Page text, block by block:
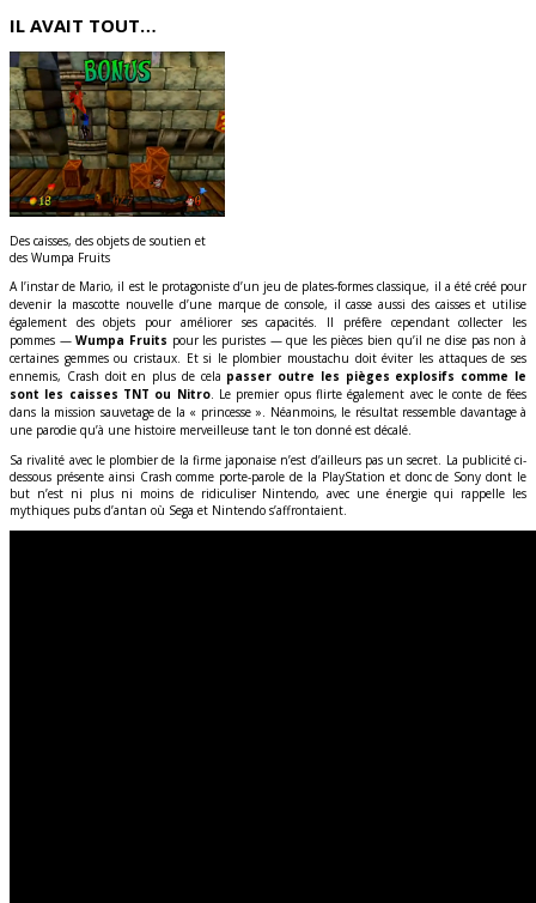
IL AVAIT TOUT…
Des caisses, des objets de soutien et
des Wumpa Fruits
A l’instar de Mario, il est le protagoniste d’un jeu de plates-formes classique, il a été créé pour
devenir la mascotte nouvelle d’une marque de console, il casse aussi des caisses et utilise
également des objets pour améliorer ses capacités. Il préfère cependant collecter les
pommes —Wumpa Fruits pour les puristes — que les pièces bien qu’il ne dise pas non à
certaines gemmes ou cristaux. Et si le plombier moustachu doit éviter les attaques de ses
ennemis, Crash doit en plus de cela passer outre les pièges explosifs comme le
sont les caisses TNT ou Nitro. Le premier opus flirte également avec le conte de fées
dans la mission sauvetage de la « princesse ». Néanmoins, le résultat ressemble davantage à
une parodie qu’à une histoire merveilleuse tant le ton donné est décalé.
Sa rivalité avec le plombier de la firme japonaise n’est d’ailleurs pas un secret. La publicité ci-
dessous présente ainsi Crash comme porte-parole de la PlayStation et donc de Sony dont le
but n’est ni plus ni moins de ridiculiser Nintendo, avec une énergie qui rappelle les
mythiques pubs d’antan où Sega et Nintendo s’affrontaient.